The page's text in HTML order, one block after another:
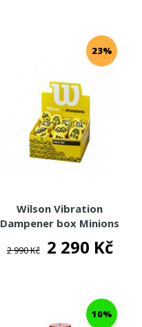
23%
Wilson Vibration
Dampener box Minions
2 990 Kč 2 290 Kč
10%